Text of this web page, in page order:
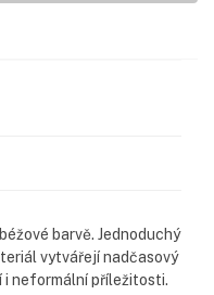
barvě. Jednoduchý
vytvářejí nadčasový
i neformální příležitosti.